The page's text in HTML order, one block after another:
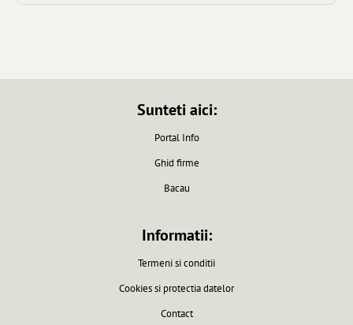
Sunteti aici:
Portal Info
Ghid firme
Bacau
Informatii:
Termeni si conditii
Cookies si protectia datelor
Contact